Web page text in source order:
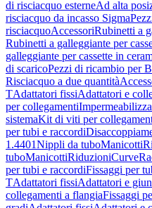
di risciacquo esterneAd alta
risciacquo da incasso Sigma
risciacquoAccessoriRubinetti a
Rubinetti a galleggiante per
galleggiante per cassette in
di scaricoPezzi di ricambio per
Risciacquo a due quantità
TAdattatori fissiAdattatori e
per collegamenti
sistemaKit di viti per
per tubi e raccordi
1.4401Nippli da tuboManicotti
tuboManicottiRiduzioniCurve
per tubi e raccordiFissaggi per
TAdattatori fissiAdattatori e
collegamenti a flangiaFissaggi